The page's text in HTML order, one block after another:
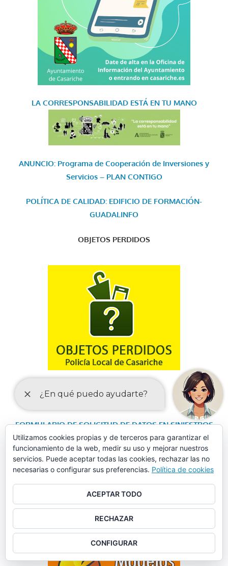
LA CORRESPONSABILIDAD ESTÁ EN TU MANO
ANUNCIO: Programa de Cooperación de Inversiones y
Servicios – PLAN CONTIGO
POLÍTICA DE CALIDAD: EDIFICIO DE FORMACIÓN-
GUADALINFO
OBJETOS PERDIDOS
FORMULARIO DE SOLICITUD DE DATOS EN SINIESTROS
VIALES
Utilizamos cookies propias y de terceros para garantizar el
funcionamiento de la web, medir su uso y mejorar nuestros
servicios. Puede aceptar todas las cookies, rechazar las no
necesarias o configurar sus preferencias. Política de cookies
ACEPTAR TODO
RECHAZAR
CONFIGURAR